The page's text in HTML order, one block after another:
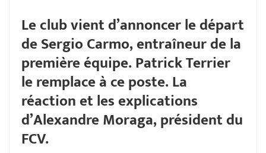
Le club vient d’annoncer le départ
de Sergio Carmo, entraîneur de la
première équipe. Patrick Terrier
le remplace à ce poste. La
réaction et les explications
d’Alexandre Moraga, président du
FCV.